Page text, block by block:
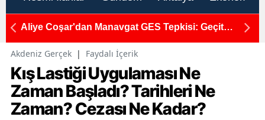
Aliye Coşar'dan Manavgat GES Tepkisi: Geçit
Akdeniz Gerçek | Faydalı İçerik
Kış Lastiği Uygulaması Ne
Zaman Başladı? Tarihleri Ne
Zaman? Cezası Ne Kadar?